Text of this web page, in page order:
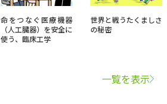
命をつなぐ医療機器
（人工臓器）を安全に
使う、臨床工学
世界と戦うたくましさ
の秘密
一覧を表示